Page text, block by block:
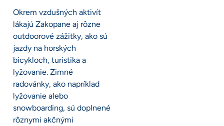
Okrem vzdušných aktivít
lákajú Zakopane aj rôzne
outdoorové zážitky, ako sú
jazdy na horských
bicykloch, turistika a
lyžovanie. Zimné
radovánky, ako napríklad
lyžovanie alebo
snowboarding, sú doplnené
rôznymi akčnými